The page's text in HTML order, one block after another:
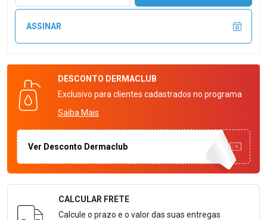
ASSINAR
DESCONTO DERMACLUB
Exclusivo para clientes cadastrados no programa
Saiba Mais
Ver Desconto Dermaclub
Formulário para Calcular o Frete
CALCULAR FRETE
Calcule o prazo e o valor das suas entregas